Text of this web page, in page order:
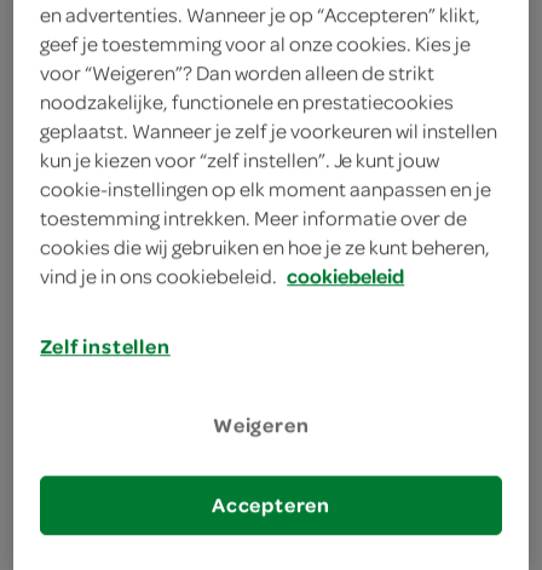
2 sneeën wit brood
250 gram ricotta
4 eetlepels rode pesto
100 milliliter arachideolie
100 milliliter zonnebloemolie
2 grote aubergines
bereiden
deel op twitter
en advertenties. Wanneer je op “Accepteren” klikt,
geef je toestemming voor al onze cookies. Kies je
voor “Weigeren”? Dan worden alleen de strikt
noodzakelijke, functionele en prestatiecookies
geplaatst. Wanneer je zelf je voorkeuren wil instellen
kun je kiezen voor “zelf instellen”. Je kunt jouw
cookie-instellingen op elk moment aanpassen en je
toestemming intrekken. Meer informatie over de
cookies die wij gebruiken en hoe je ze kunt beheren,
vind je in ons cookiebeleid. cookiebeleid
Zelf instellen
Weigeren
Accepteren